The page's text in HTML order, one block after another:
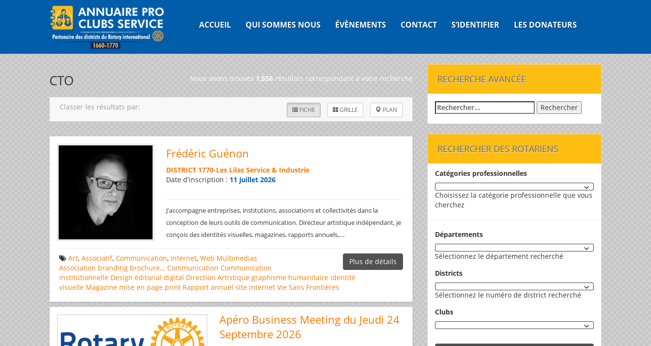
ACCUEIL QUI SOMMES NOUS ÉVÈNEMENTS CONTACT S’IDENTIFIER LES DONATEURS
CTO Nous avons trouvés 1,556 résultats correspondant à votre recherche
FICHE GRILLE PLAN
Classer les résultats par:
Frédéric Guénon
DISTRICT 1770-Les Lilas Service & Industrie
Date d'inscription : 11 juillet 2026
J'accompagne entreprises, institutions, associations et collectivités dans la
conception de leurs outils de communication. Directeur artistique indépendant, je
conçois des identités visuelles, magazines, rapports annuels,...
Plus de détails
Art, Associatif, Communication, Internet, Web Multimedias
Association branding brochure… Communication Communication
institutionnelle Design éditorial digital Direction Artistique graphisme humanitaire identité
visuelle Magazine mise en page print Rapport annuel site internet Vie Sans Frontières
Apéro Business Meeting du Jeudi 24
Septembre 2026
RECHERCHE AVANCÉE
Rechercher :
RECHERCHER DES ROTARIENS
Catégories professionnelles
Choisissez la catégorie professionnelle que vous
cherchez
Départements
Sélectionnez le département recherché
Districts
Sélectionnez le numéro de district recherché
Clubs